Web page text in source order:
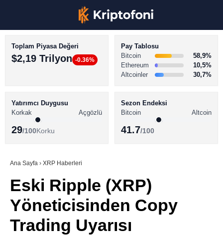
Youtube
TikTok
BİTCOİN HABERLERİ
ALTCOİN HABERLERİ
SÖZLÜK
Toplam Piyasa Değeri
$2,19 Trilyon -0.36%
Pay Tablosu
Bitcoin
58,9%
Ethereum
10,5%
Altcoinler
30,7%
Yatırımcı Duygusu
Korkak
Açgözlü
29/100Korku
Sezon Endeksi
Bitcoin
Altcoin
41.7/100
Ana Sayfa › XRP Haberleri
Eski Ripple (XRP)
Yöneticisinden Copy
Trading Uyarısı